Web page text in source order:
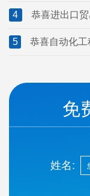
4
恭喜进出口
5
恭喜自动化
免
姓名: